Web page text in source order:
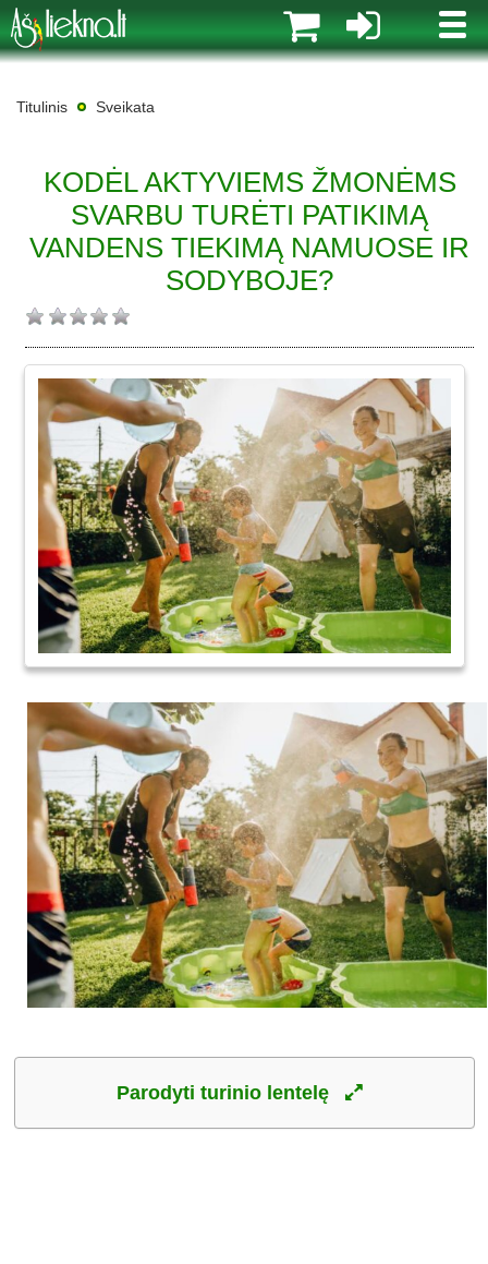
MENIU
Titulinis Sveikata
KODĖL AKTYVIEMS ŽMONĖMS
SVARBU TURĖTI PATIKIMĄ
VANDENS TIEKIMĄ NAMUOSE IR
SODYBOJE?
Parodyti turinio lentelę